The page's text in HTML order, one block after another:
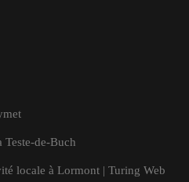
Teste-de-Buch
locale à Lormont | Turing Web